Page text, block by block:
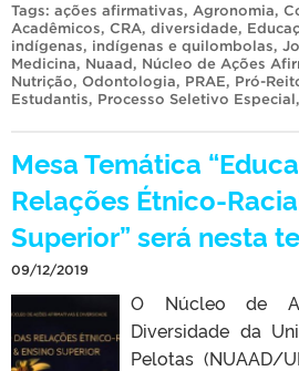
Tags: ações afirmativas, Agronomia,
Acadêmicos, CRA, diversidade,
indígenas, indígenas e quilombolas,
Medicina, Nuaad, Núcleo de Ações
Nutrição, Odontologia, PRAE, Pró-
Estudantis, Processo Seletivo Especial,
Mesa Temática
Relações Étnico-
Superior” será nesta
09/12/2019
O Núcleo de
Diversidade da
Pelotas (NUAAD/